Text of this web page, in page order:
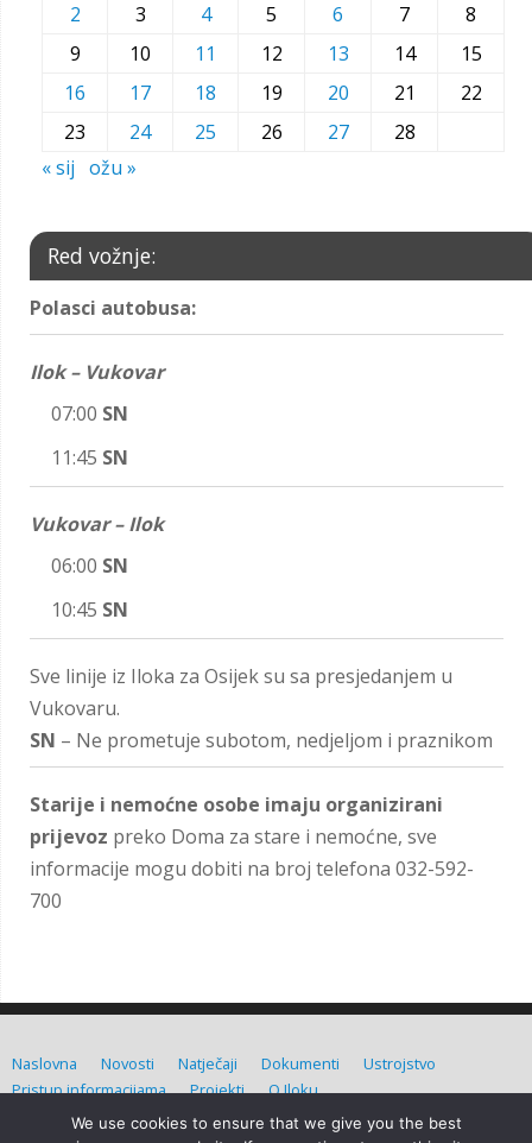
2
3 4 5 6 7
8
9
10 11 12 13 14
15
16
17 18 19 20 21
22
23
24 25 26 27
28
« sij ožu »
Red vožnje:
Polasci autobusa:
Ilok – Vukovar
07:00 SN
11:45 SN
Vukovar – Ilok
06:00 SN
10:45 SN
Sve linije iz Iloka za Osijek su sa presjedanjem u
Vukovaru.
SN – Ne prometuje subotom, nedjeljom i praznikom
Starije i nemoćne osobe imaju organizirani
prijevoz preko Doma za stare i nemoćne, sve
informacije mogu dobiti na broj telefona 032-592-
700
Naslovna Novosti Natječaji Dokumenti
Ustrojstvo
Pristup informacijama
Projekti O Iloku
Grad Ilok (C) Sva prava pridržana. Izradio: Admin d.o.o.
We use cookies to ensure that we give you the best